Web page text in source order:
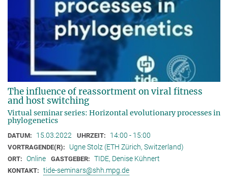
The influence of reassortment on viral fitness
and host switching
Virtual seminar series: Horizontal evolutionary processes in
phylogenetics
DATUM: 15.03.2022 UHRZEIT: 14:00 - 15:00
VORTRAGENDE(R): Ugne Stolz (ETH Zürich, Switzerland)
ORT: Online GASTGEBER: TIDE, Denise Kühnert
KONTAKT: tide-seminars@shh.mpg.de